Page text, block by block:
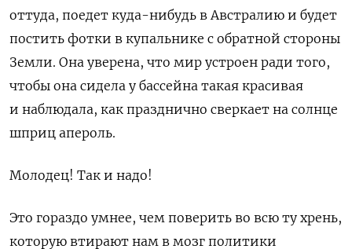
оттуда, поедет куда-нибудь в Австралию и будет
постить фотки в купальнике с обратной стороны
Земли. Она уверена, что мир устроен ради того,
чтобы она сидела у бассейна такая красивая
и наблюдала, как празднично сверкает на солнце
шприц апероль.
Молодец! Так и надо!
Это гораздо умнее, чем поверить во всю ту хрень,
которую втирают нам в мозг политики